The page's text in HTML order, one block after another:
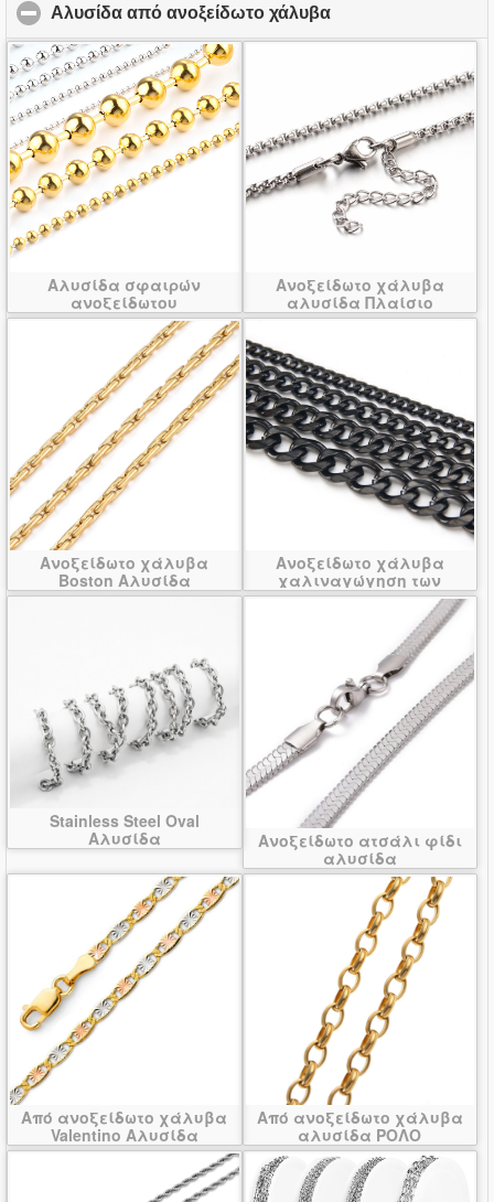
Αλυσίδα από ανοξείδωτο χάλυβα
Αλυσίδα σφαιρών
ανοξείδωτου
Ανοξείδωτο χάλυβα
αλυσίδα Πλαίσιο
Ανοξείδωτο χάλυβα
Boston Αλυσίδα
Ανοξείδωτο χάλυβα
χαλιναγώγηση των
αλυσίδα
Stainless Steel Oval
Αλυσίδα
Ανοξείδωτο ατσάλι φίδι
αλυσίδα
Από ανοξείδωτο χάλυβα
Valentino Αλυσίδα
Από ανοξείδωτο χάλυβα
αλυσίδα ΡΟΛΟ